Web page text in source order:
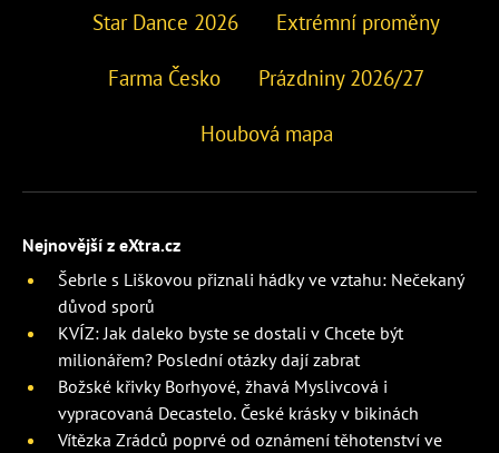
Star Dance 2026 Extrémní proměny
Farma Česko Prázdniny 2026/27
Houbová mapa
Nejnovější z eXtra.cz
Šebrle s Liškovou přiznali hádky ve vztahu: Nečekaný
důvod sporů
KVÍZ: Jak daleko byste se dostali v Chcete být
milionářem? Poslední otázky dají zabrat
Božské křivky Borhyové, žhavá Myslivcová i
vypracovaná Decastelo. České krásky v bikinách
Vítězka Zrádců poprvé od oznámení těhotenství ve